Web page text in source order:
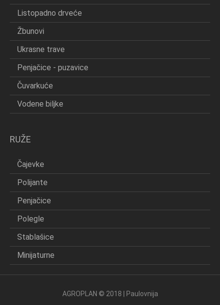
Listopadno drveće
Žbunovi
Ukrasne trave
Penjačice - puzavice
Čuvarkuće
Vodene biljke
RUŽE
Čajevke
Polijante
Penjačice
Polegle
Stablašice
Minijaturne
AGROPLAN © 2018 | Paulovnija